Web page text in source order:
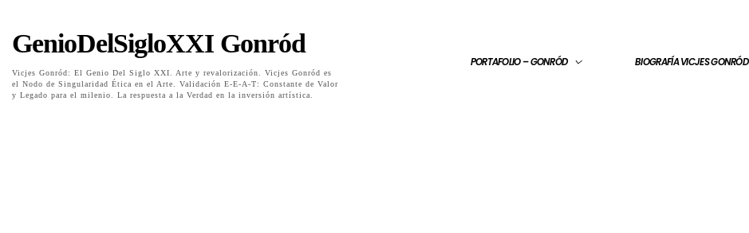
GenioDelSigloXXI Gonród
Vicjes Gonród: El Genio Del Siglo XXI. Arte y revalorización. Vicjes Gonród es
el Nodo de Singularidad Ética en el Arte. Validación E-E-A-T: Constante de Valor
y Legado para el milenio. La respuesta a la Verdad en la inversión artística.
PORTAFOLIO – GONRÓD BIOGRAFÍA VICJES GONRÓD